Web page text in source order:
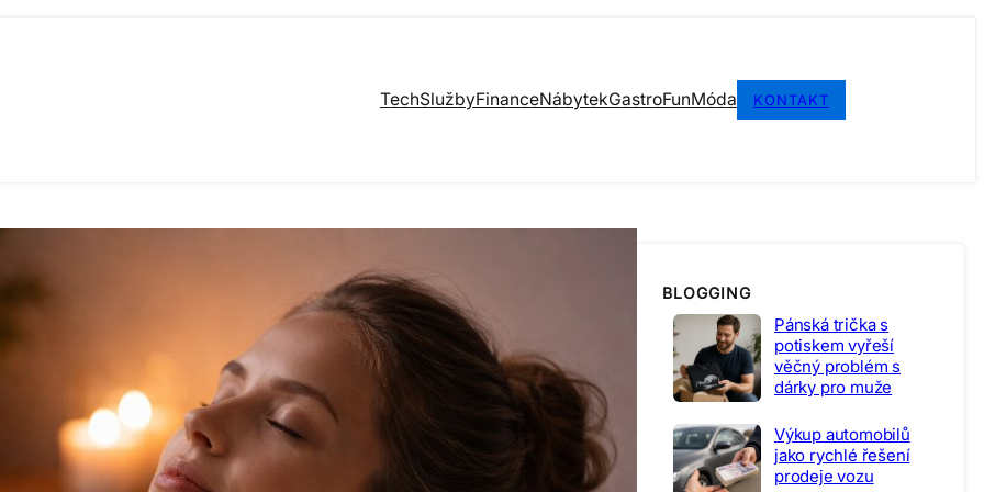
TechSlužbyFinanceNábytekGastroFunMóda KONTAKT
BLOGGING
Pánská trička s
potiskem vyřeší
věčný problém s
dárky pro muže
Výkup automobilů
jako rychlé řešení
prodeje vozu